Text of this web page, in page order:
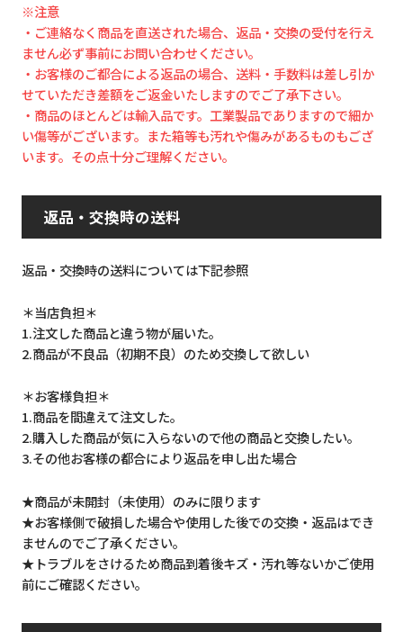
※注意
・ご連絡なく商品を直送された場合、返品・交換の受付を行え
ません必ず事前にお問い合わせください。
・お客様のご都合による返品の場合、送料・手数料は差し引か
せていただき差額をご返金いたしますのでご了承下さい。
・商品のほとんどは輸入品です。工業製品でありますので細か
い傷等がございます。また箱等も汚れや傷みがあるものもござ
います。その点十分ご理解ください。
返品・交換時の送料
返品・交換時の送料については下記参照
＊当店負担＊
1.注文した商品と違う物が届いた。
2.商品が不良品（初期不良）のため交換して欲しい
＊お客様負担＊
1.商品を間違えて注文した。
2.購入した商品が気に入らないので他の商品と交換したい。
3.その他お客様の都合により返品を申し出た場合
★商品が未開封（未使用）のみに限ります
★お客様側で破損した場合や使用した後での交換・返品はでき
ませんのでご了承ください。
★トラブルをさけるため商品到着後キズ・汚れ等ないかご使用
前にご確認ください。